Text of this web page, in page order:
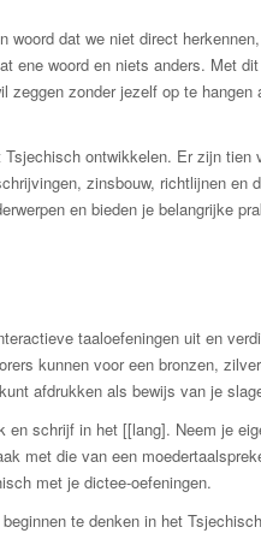
woord dat we niet direct
ene woord en niets anders. Met
zeggen zonder jezelf op te hangen
ontwikkelen. Er zijn tien
zinsbouw, richtlijnen en
en bieden je belangrijke
taaloefeningen uit en
kunnen voor een bronzen,
afdrukken als bewijs van je
en schrijf in het [[lang]. Neem je
met die van een
met je dictee-oefeningen.
te denken in het